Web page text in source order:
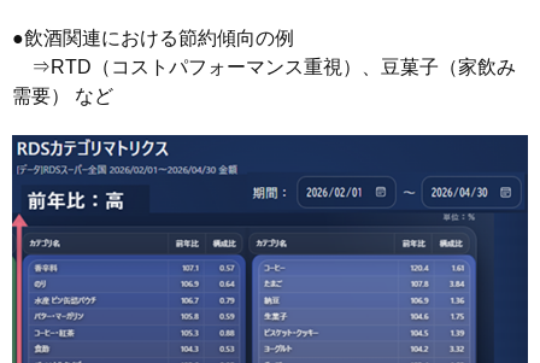
●飲酒関連における節約傾向の例
⇒RTD（コストパフォーマンス重視）、豆菓子（家飲み
需要） など